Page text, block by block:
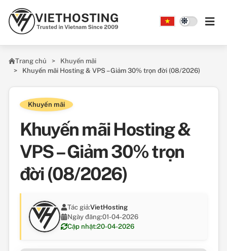
Trang chủ
Khuyến mãi
Khuyến mãi Hosting & VPS – Giảm 30% trọn đời (08/2026)
Khuyến mãi
Khuyến mãi Hosting &
VPS – Giảm 30% trọn
đời (08/2026)
Tác giả:VietHosting
Ngày đăng:01-04-2026
Cập nhật:20-04-2026